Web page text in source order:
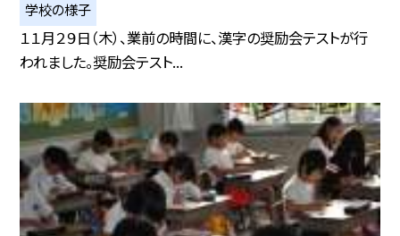
学校の様子
１１月２９日（木）、業前の時間に、漢字の奨励会テストが行
われました。奨励会テスト...